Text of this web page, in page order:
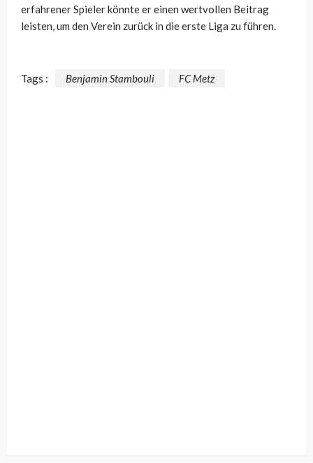
erfahrener Spieler könnte er einen wertvollen Beitrag
leisten, um den Verein zurück in die erste Liga zu führen.
Tags : Benjamin Stambouli FC Metz